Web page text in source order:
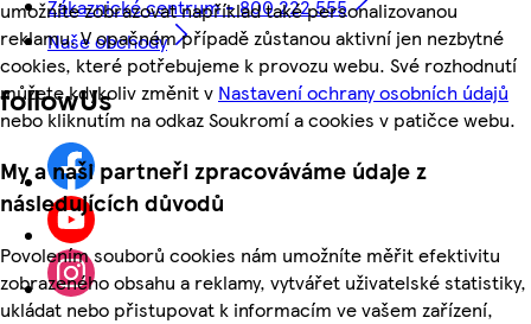
umožníte zobrazovat například také personalizovanou
reklamu. V opačném případě zůstanou aktivní jen nezbytné
cookies, které potřebujeme k provozu webu. Své rozhodnutí
můžete kdykoliv změnit v Nastavení ochrany osobních údajů
nebo kliknutím na odkaz Soukromí a cookies v patičce webu.
My a naši partneři zpracováváme údaje z
následujících důvodů
Povolením souborů cookies nám umožníte měřit efektivitu
zobrazeného obsahu a reklamy, vytvářet uživatelské statistiky,
ukládat nebo přistupovat k informacím ve vašem zařízení,
Zákaznické centrum - 800 222 555
Naše obchody
followUs